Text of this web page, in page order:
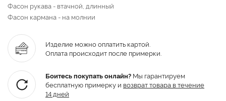
Фасон рукава - втачной, длинный
Фасон кармана - на молнии
Изделие можно оплатить картой.
Оплата происходит после примерки.
Боитесь покупать онлайн? Мы гарантируем
бесплатную примерку и возврат товара в течение
14 дней